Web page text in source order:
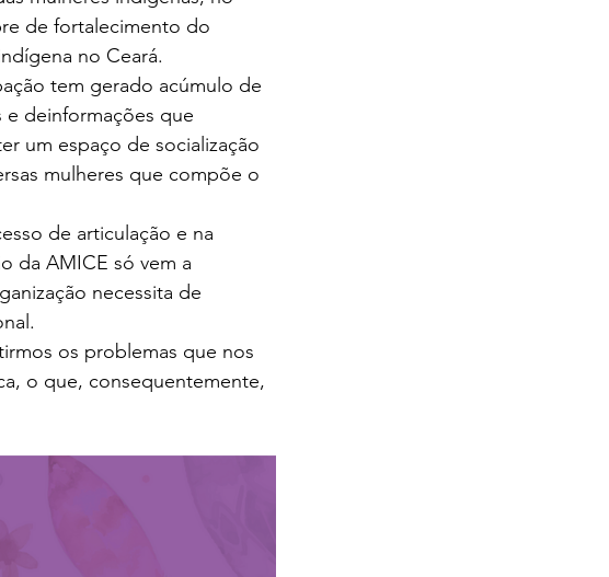
de fortalecimento do
no Ceará.
tem gerado acúmulo de
e deinformações que
um espaço de socialização
mulheres que compõe o
de articulação e na
da AMICE só vem a
necessita de
os problemas que nos
o que, consequentemente,